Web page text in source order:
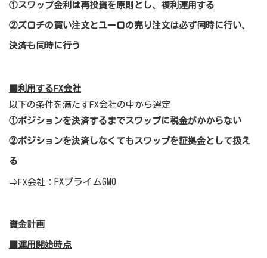
①スワップ金利は再投資を原則とし、複利運用する
②ズロチの買い注文とユーロの売り注文は必ず同時に行い、
決済も同時に行う
■利用するFX会社
以下の条件を満たすFX会社の中から選定
①ポジションを決済するまでスワップに税金がかからない
②ポジションを決済しなくてもスワップを証拠金として扱え
る
⇒FX会社： FXプライムGMO
資金計画
■運用開始時点